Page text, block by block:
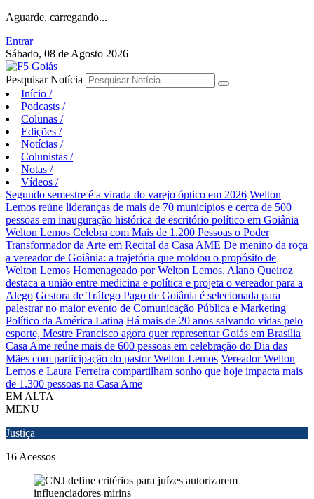
Aguarde, carregando...
Entrar
Sábado, 08 de Agosto 2026
Pesquisar Notícia
Início /
Podcasts /
Colunas /
Edições /
Notícias /
Colunistas /
Notas /
Vídeos /
Segundo semestre é a virada do varejo óptico em 2026 Welton
Lemos reúne lideranças de mais de 70 municípios e cerca de 500
pessoas em inauguração histórica de escritório político em Goiânia
Welton Lemos Celebra com Mais de 1.200 Pessoas o Poder
Transformador da Arte em Recital da Casa AME De menino da roça
a vereador de Goiânia: a trajetória que moldou o propósito de
Welton Lemos Homenageado por Welton Lemos, Alano Queiroz
destaca a união entre medicina e política e projeta o vereador para a
Alego Gestora de Tráfego Pago de Goiânia é selecionada para
palestrar no maior evento de Comunicação Pública e Marketing
Político da América Latina Há mais de 20 anos salvando vidas pelo
esporte, Mestre Francisco agora quer representar Goiás em Brasília
Casa Ame reúne mais de 600 pessoas em celebração do Dia das
Mães com participação do pastor Welton Lemos Vereador Welton
Lemos e Laura Ferreira compartilham sonho que hoje impacta mais
de 1.300 pessoas na Casa Ame
EM ALTA
MENU
Justiça
16 Acessos